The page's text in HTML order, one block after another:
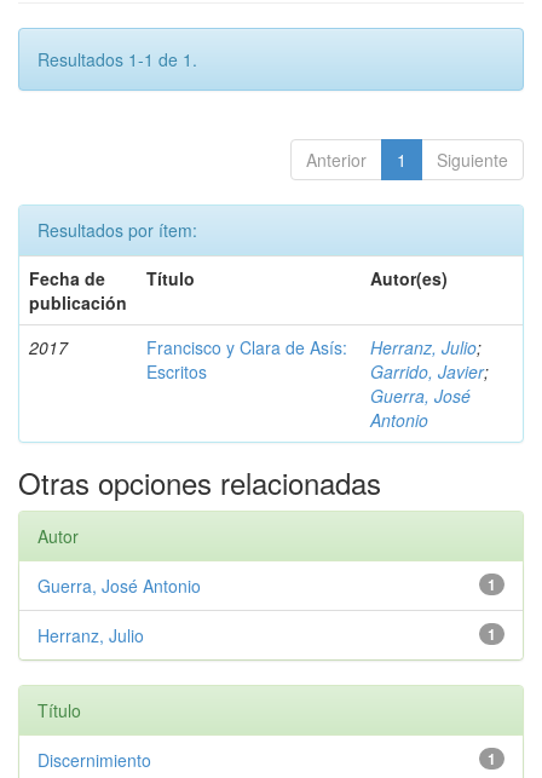
Resultados 1-1 de 1.
Anterior 1 Siguiente
Resultados por ítem:
Fecha de
publicación
Título Autor(es)
2017
Francisco y Clara de Asís:
Escritos
Herranz, Julio;
Garrido, Javier;
Guerra, José
Antonio
Otras opciones relacionadas
Autor
1
Guerra, José Antonio
1
Herranz, Julio
Título
1
Discernimiento